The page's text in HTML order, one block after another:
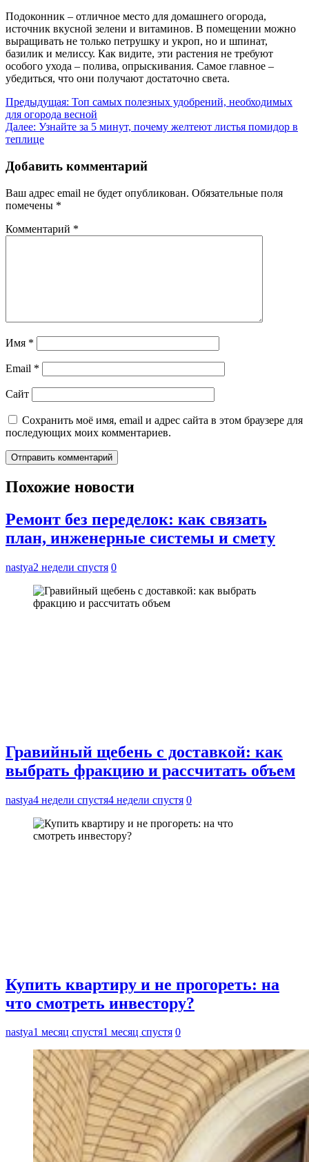
Подоконник – отличное место для домашнего огорода,
источник вкусной зелени и витаминов. В помещении можно
выращивать не только петрушку и укроп, но и шпинат,
базилик и мелиссу. Как видите, эти растения не требуют
особого ухода – полива, опрыскивания. Самое главное –
убедиться, что они получают достаточно света.
Навигация
по
записям
Предыдущая: Топ самых полезных удобрений, необходимых
для огорода весной
Далее: Узнайте за 5 минут, почему желтеют листья помидор в
теплице
Добавить комментарий
Ваш адрес email не будет опубликован. Обязательные поля
помечены *
Комментарий *
Имя *
Email *
Сайт
Сохранить моё имя, email и адрес сайта в этом браузере для
последующих моих комментариев.
Похожие новости
Ремонт без переделок: как связать
план, инженерные системы и смету
nastya2 недели спустя 0
Гравийный щебень с доставкой: как
выбрать фракцию и рассчитать объем
nastya4 недели спустя4 недели спустя 0
Купить квартиру и не прогореть: на
что смотреть инвестору?
nastya1 месяц спустя1 месяц спустя 0